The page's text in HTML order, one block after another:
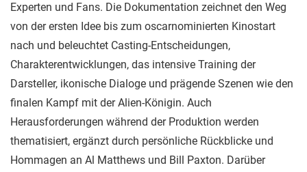
Experten und Fans. Die Dokumentation zeichnet den Weg
von der ersten Idee bis zum oscarnominierten Kinostart
nach und beleuchtet Casting-Entscheidungen,
Charakterentwicklungen, das intensive Training der
Darsteller, ikonische Dialoge und prägende Szenen wie den
finalen Kampf mit der Alien-Königin. Auch
Herausforderungen während der Produktion werden
thematisiert, ergänzt durch persönliche Rückblicke und
Hommagen an Al Matthews und Bill Paxton. Darüber